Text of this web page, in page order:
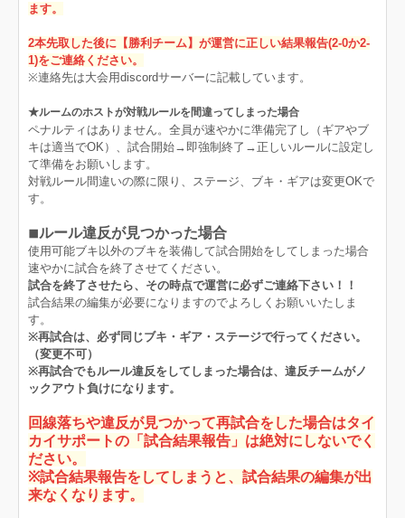
ます。
2本先取した後に【勝利チーム】が運営に正しい結果報告(2-0か2-
1)をご連絡ください。
※連絡先は大会用discordサーバーに記載しています。
★ルームのホストが対戦ルールを間違ってしまった場合
ペナルティはありません。全員が速やかに準備完了し（ギアやブ
キは適当でOK）、試合開始→即強制終了→正しいルールに設定し
て準備をお願いします。
対戦ルール間違いの際に限り、ステージ、ブキ・ギアは変更OKで
す。
◾︎ルール違反が見つかった場合
使用可能ブキ以外のブキを装備して試合開始をしてしまった場合
速やかに試合を終了させてください。
試合を終了させたら、その時点で運営に必ずご連絡下さい！！
試合結果の編集が必要になりますのでよろしくお願いいたしま
す。
※再試合は、必ず同じブキ・ギア・ステージで行ってください。
（変更不可）
※再試合でもルール違反をしてしまった場合は、違反チームがノ
ックアウト負けになります。
回線落ちや違反が見つかって再試合をした場合はタイ
カイサポートの「試合結果報告」は絶対にしないでく
ださい。
※試合結果報告をしてしまうと、試合結果の編集が出
来なくなります。